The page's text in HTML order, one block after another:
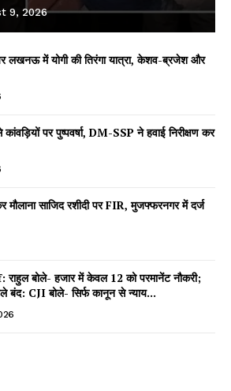
News on AIN
9, 2026
लखनऊ में योगी की तिरंगा यात्रा, केशव-ब्रजेश और
पर पुष्पवर्षा, DM-SSP ने हवाई निरीक्षण कर
मौलाना साजिद रशीदी पर FIR, मुजफ्फरनगर में दर्ज
बोले- हजार में केवल 12 को परमानेंट नौकरी;
बंद: CJI बोले- सिर्फ कानून से न्याय...